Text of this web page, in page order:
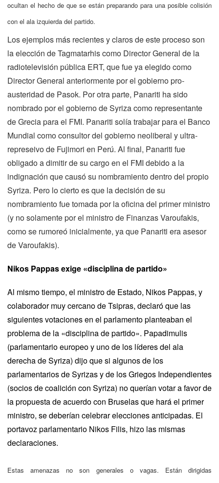
ocultan el hecho de que se están preparando para una posible colisión
con el ala izquierda del partido.
Los ejemplos más recientes y claros de este proceso son
la elección de Tagmatarhis como Director General de la
radiotelevisión pública ERT, que fue ya elegido como
Director General anteriormente por el gobierno pro-
austeridad de Pasok. Por otra parte, Panariti ha sido
nombrado por el gobierno de Syriza como representante
de Grecia para el FMI. Panariti solía trabajar para el Banco
Mundial como consultor del gobierno neoliberal y ultra-
represeivo de Fujimori en Perú. Al final, Panariti fue
obligado a dimitir de su cargo en el FMI debido a la
indignación que causó su nombramiento dentro del propio
Syriza. Pero lo cierto es que la decisión de su
nombramiento fue tomada por la oficina del primer ministro
(y no solamente por el ministro de Finanzas Varoufakis,
como se rumoreó inicialmente, ya que Panariti era asesor
de Varoufakis).
Nikos Pappas exige «disciplina de partido»
Al mismo tiempo, el ministro de Estado, Nikos Pappas, y
colaborador muy cercano de Tsipras, declaró que las
siguientes votaciones en el parlamento planteaban el
problema de la «disciplina de partido». Papadimulis
(parlamentario europeo y uno de los líderes del ala
derecha de Syriza) dijo que si algunos de los
parlamentarios de Syrizas y de los Griegos Independientes
(socios de coalición con Syriza) no querían votar a favor de
la propuesta de acuerdo con Bruselas que hará el primer
ministro, se deberían celebrar elecciones anticipadas. El
portavoz parlamentario Nikos Filis, hizo las mismas
declaraciones.
Estas amenazas no son generales o vagas. Están dirigidas